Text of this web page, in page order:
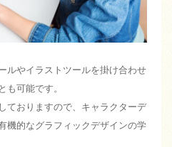
ルやイラストツールを掛け合わせ
も可能です。
ておりますので、キャラクターデ
機的なグラフィックデザインの学